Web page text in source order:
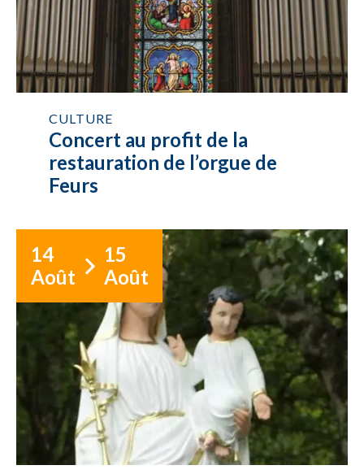
CULTURE
Concert au profit de la
restauration de l’orgue de
Feurs
14
Août
15
Août